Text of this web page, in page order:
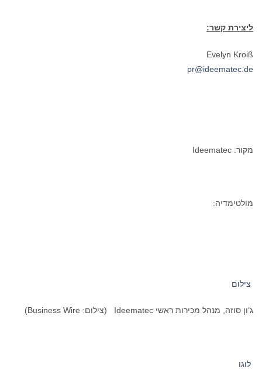
ליצירת קשר:
Evelyn Kroiß
pr@ideematec.de
מקור: Ideematec
מולטימדיה:
צילום
ג‘ון סוזה, מנהל מכירות ראשי Ideematec (צילום: Business Wire)
לוגו